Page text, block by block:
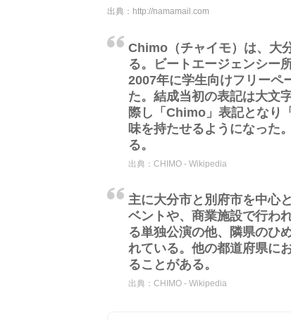
出典： http://namamail.com
Chimo（チャイモ）は、大
る。ビートエージェンシー所
2007年に学生向けフリーペ
た。結成当初の表記は大文
際し「Chimo」表記とな
味を持たせるようになった
る。
出典： CHIMO - Wikipedia
主に大分市と別府市を中心
ベントや、商業施設で行わ
る単独公演の他、隣県のひ
れている。他の都道府県に
ることがある。
出典： CHIMO - Wikipedia